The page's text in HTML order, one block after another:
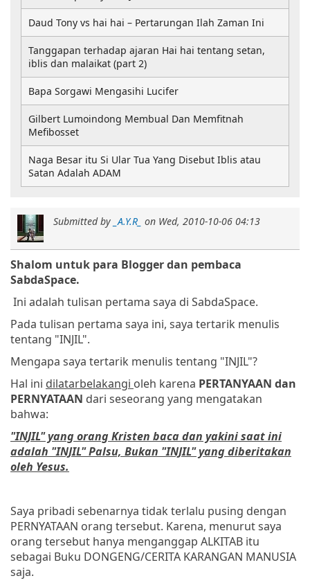
Submitted by _A.Y.R_ on Wed, 2010-10-06 04:13
Shalom untuk para Blogger dan pembaca
SabdaSpace.
Ini adalah tulisan pertama saya di SabdaSpace.
Pada tulisan pertama saya ini, saya tertarik menulis
tentang "INJIL".
Mengapa saya tertarik menulis tentang "INJIL"?
Hal ini dilatarbelakangi oleh karena PERTANYAAN dan
PERNYATAAN dari seseorang yang mengatakan
bahwa:
"INJIL" yang orang Kristen baca dan yakini saat ini
adalah "INJIL" Palsu, Bukan "INJIL" yang diberitakan
oleh Yesus.
Saya pribadi sebenarnya tidak terlalu pusing dengan
PERNYATAAN orang tersebut. Karena, menurut saya
orang tersebut hanya menganggap ALKITAB itu
sebagai Buku DONGENG/CERITA KARANGAN MANUSIA
saja.
Daud Tony vs hai hai – Pertarungan Ilah Zaman Ini
Tanggapan terhadap ajaran Hai hai tentang setan,
iblis dan malaikat (part 2)
Bapa Sorgawi Mengasihi Lucifer
Gilbert Lumoindong Membual Dan Memfitnah
Mefibosset
Naga Besar itu Si Ular Tua Yang Disebut Iblis atau
Satan Adalah ADAM